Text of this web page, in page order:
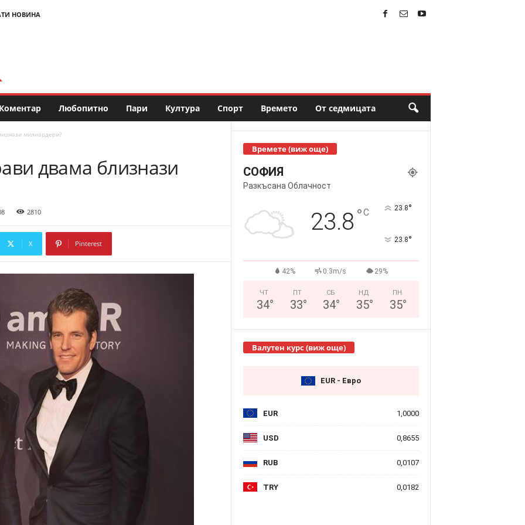
НОВИНА
Коментар Любопитно Пари Култура Спорт Времето От седмицата
милиардери?
двама близнази
2810
X Pinterest
Времете (виж още)
СОФИЯ
Разкъсана Облачност
23.8 °C 23.8°
23.8°
42% 0.3m/s 29%
ЧТ
34°
ПТ
33°
СБ
34°
НД
35°
ПН
35°
Валутен курс (виж още)
EUR - Евро
EUR 1,0000
USD 0,8655
RUB 0,0107
TRY 0,0182